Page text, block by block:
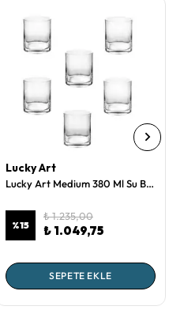
Lucky Art
Lucky Art Medium 380 Ml Su Bardağı 6'Lı
%15
₺ 1.235,00
₺ 1.049,75
SEPETE EKLE